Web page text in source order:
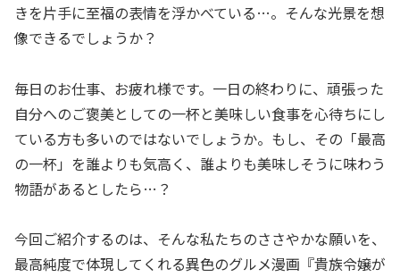
きを片手に至福の表情を浮かべている…。そんな光景を想
像できるでしょうか？
毎日のお仕事、お疲れ様です。一日の終わりに、頑張った
自分へのご褒美としての一杯と美味しい食事を心待ちにし
ている方も多いのではないでしょうか。もし、その「最高
の一杯」を誰よりも気高く、誰よりも美味しそうに味わう
物語があるとしたら…？
今回ご紹介するのは、そんな私たちのささやかな願いを、
最高純度で体現してくれる異色のグルメ漫画『貴族令嬢が